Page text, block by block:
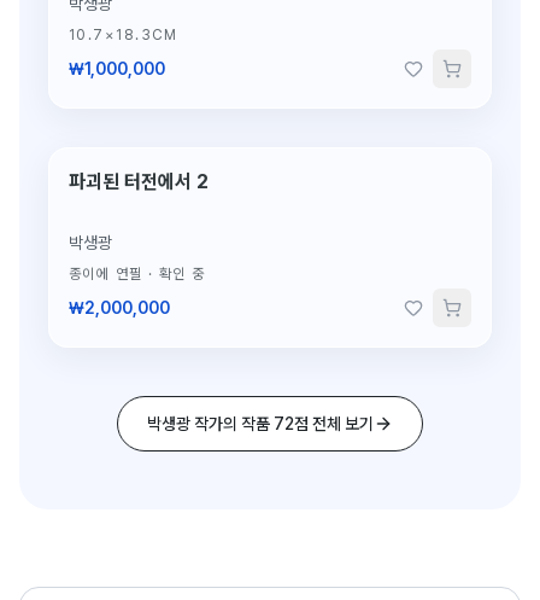
10.7×18.3CM
₩1,000,000
단 1점뿐인 원작
파괴된 터전에서 2
박생광
종이에 연필 · 확인 중
₩2,000,000
박생광 작가의 작품 72점 전체 보기